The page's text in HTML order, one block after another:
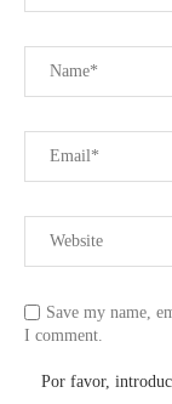
Save my name,
I comment.
Por favor,